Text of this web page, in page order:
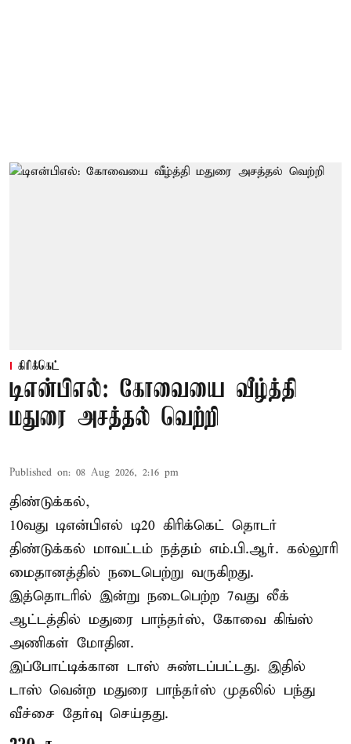
கிரிக்கெட்
டிஎன்பிஎல்: கோவையை வீழ்த்தி
மதுரை அசத்தல் வெற்றி
Published on: 08 Aug 2026, 2:16 pm
திண்டுக்கல்,
10வது டிஎன்பிஎல் டி20 கிரிக்கெட் தொடர்
திண்டுக்கல் மாவட்டம் நத்தம் எம்.பி.ஆர். கல்லூரி
மைதானத்தில் நடைபெற்று வருகிறது.
இத்தொடரில் இன்று நடைபெற்ற 7வது லீக்
ஆட்டத்தில் மதுரை பாந்தர்ஸ், கோவை கிங்ஸ்
அணிகள் மோதின.
இப்போட்டிக்கான டாஸ் சுண்டப்பட்டது. இதில்
டாஸ் வென்ற மதுரை பாந்தர்ஸ் முதலில் பந்து
வீச்சை தேர்வு செய்தது.